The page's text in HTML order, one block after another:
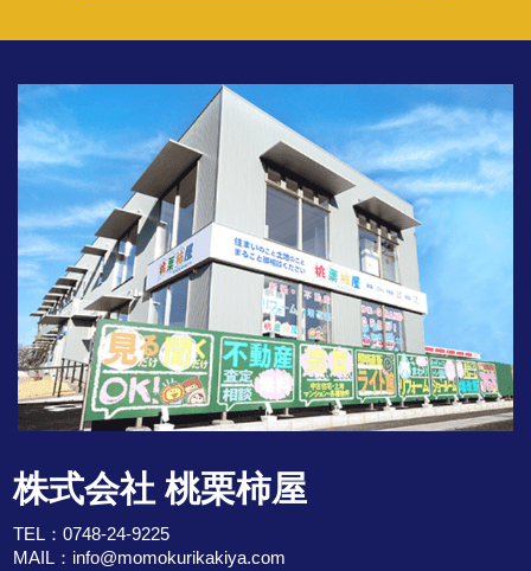
株式会社 桃栗柿屋
TEL：0748-24-9225
MAIL： info@momokurikakiya.com